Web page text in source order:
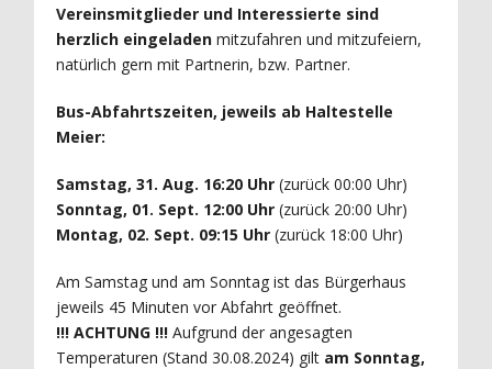
Vereinsmitglieder und Interessierte sind
herzlich eingeladen mitzufahren und mitzufeiern,
natürlich gern mit Partnerin, bzw. Partner.
Bus-Abfahrtszeiten, jeweils ab Haltestelle
Meier:
Samstag, 31. Aug. 16:20 Uhr (zurück 00:00 Uhr)
Sonntag, 01. Sept. 12:00 Uhr (zurück 20:00 Uhr)
Montag, 02. Sept. 09:15 Uhr (zurück 18:00 Uhr)
Am Samstag und am Sonntag ist das Bürgerhaus
jeweils 45 Minuten vor Abfahrt geöffnet.
!!! ACHTUNG !!!Aufgrund der angesagten
Temperaturen (Stand 30.08.2024) gilt am Sonntag,